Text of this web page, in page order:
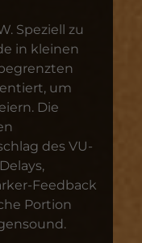
Speziell zu
in kleinen
um
Die
des VU-
Feedback
Portion